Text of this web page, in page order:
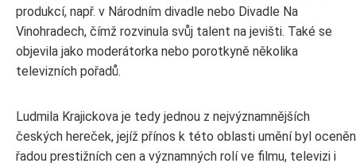
produkcí, např. v Národním divadle nebo Divadle Na
Vinohradech, čímž rozvinula svůj talent na jevišti. Také se
objevila jako moderátorka nebo porotkyně několika
televizních pořadů.
Ludmila Krajickova je tedy jednou z nejvýznamnějších
českých hereček, jejíž přínos k této oblasti umění byl oceněn
řadou prestižních cen a významných rolí ve filmu, televizi i